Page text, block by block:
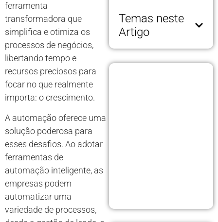
ferramenta
transformadora que
simplifica e otimiza os
processos de negócios,
libertando tempo e
recursos preciosos para
focar no que realmente
importa: o crescimento.
A automação oferece uma
solução poderosa para
esses desafios. Ao adotar
ferramentas de
automação inteligente, as
empresas podem
automatizar uma
variedade de processos,
Temas neste
Artigo